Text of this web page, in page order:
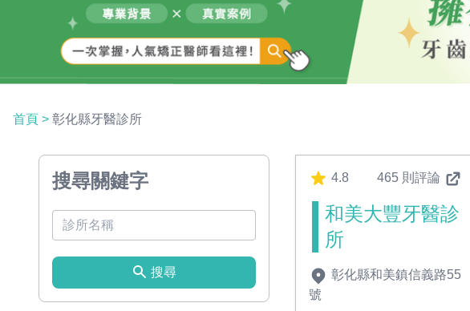
首頁 > 彰化縣牙醫診所
搜尋關鍵字
搜尋
4.8 465 則評論
和美大豐牙醫診
所
彰化縣和美鎮信義路55
號